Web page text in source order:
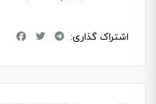
اشتراک گذاری: